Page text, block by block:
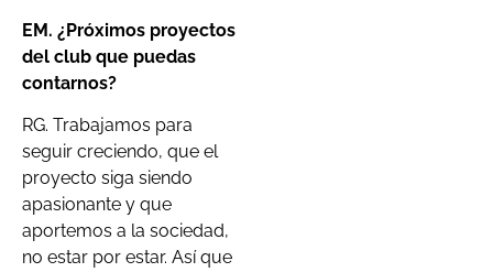
EM. ¿Próximos proyectos
del club que puedas
contarnos?
RG. Trabajamos para
seguir creciendo, que el
proyecto siga siendo
apasionante y que
aportemos a la sociedad,
no estar por estar. Así que